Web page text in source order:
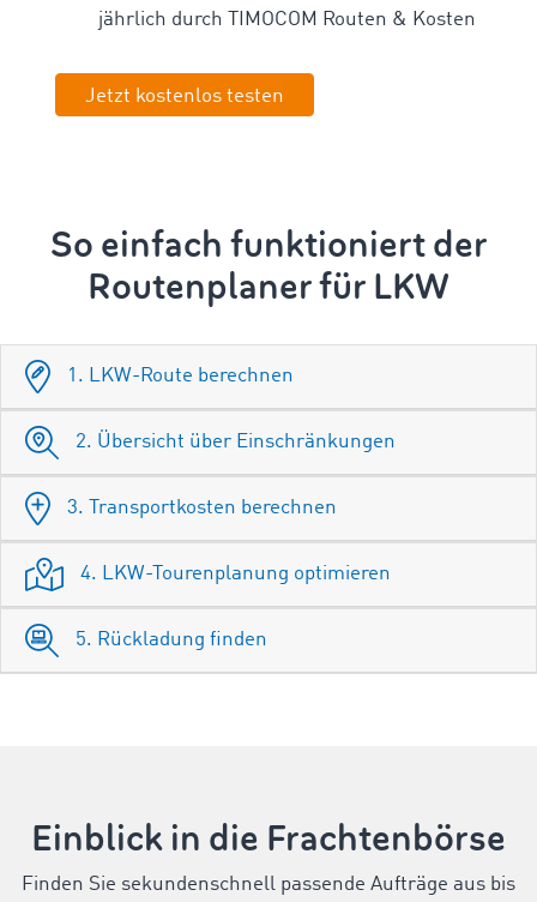
jährlich durch TIMOCOM Routen & Kosten
Jetzt kostenlos testen
So einfach funktioniert der
Routenplaner für LKW
1. LKW-Route berechnen
2. Übersicht über Einschränkungen
3. Transportkosten berechnen
4. LKW-Tourenplanung optimieren
5. Rückladung finden
Einblick in die Frachtenbörse
Finden Sie sekundenschnell passende Aufträge aus bis